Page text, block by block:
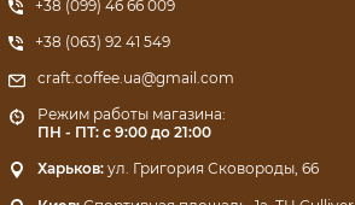
+38 (099) 46 66 009
+38 (063) 92 41 549
craft.coffee.ua@gmail.com
Режим работы магазина:
ПН - ПТ: с 9:00 до 21:00
Харьков: ул. Григория Сковороды, 66